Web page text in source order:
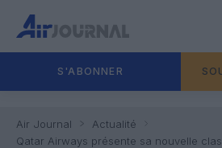
S'ABONNER
Air Journal
Actualité
Qatar Airways présente sa nouvelle